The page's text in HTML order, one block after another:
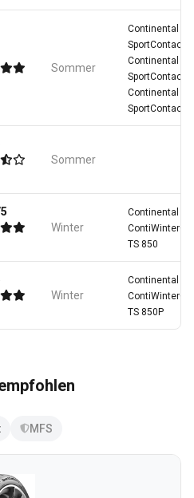
Sommer
Continental
SportContact 6
Continental
SportContact 5
Continental
SportContact 3
Sommer
Winter
Continental
TS 850
Winter
Continental
TS 850P
MFS